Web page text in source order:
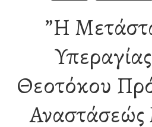
”Η
Θεοτόκου